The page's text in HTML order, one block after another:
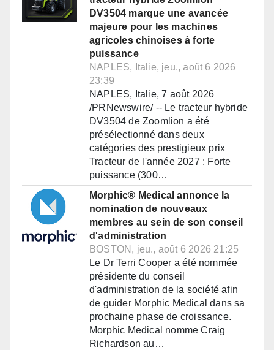
DV3504 marque une avancée
majeure pour les machines
agricoles chinoises à forte
puissance
NAPLES, Italie, jeu., août 6 2026
23:39
NAPLES, Italie, 7 août 2026
/PRNewswire/ -- Le tracteur hybride
DV3504 de Zoomlion a été
présélectionné dans deux
catégories des prestigieux prix
Tracteur de l'année 2027 : Forte
puissance (300…
Morphic® Medical annonce la
nomination de nouveaux
membres au sein de son conseil
d'administration
BOSTON, jeu., août 6 2026 21:25
Le Dr Terri Cooper a été nommée
présidente du conseil
d'administration de la société afin
de guider Morphic Medical dans sa
prochaine phase de croissance.
Morphic Medical nomme Craig
Richardson au…